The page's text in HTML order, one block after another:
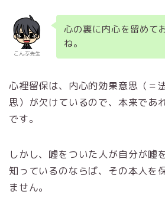
こんぶ先生
心の裏に内心を留めて
ね。
心裡留保は、内心的効果意思（＝
思）が欠けているので、本来であ
です。
しかし、嘘をついた人が自分が嘘
知っているのならば、その本人を
ません。